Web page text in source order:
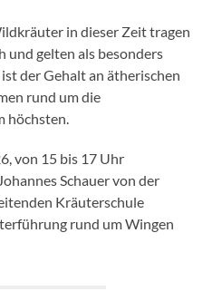
in dieser Zeit tragen
und gelten als besonders
der Gehalt an ätherischen
rund um die
höchsten.
von 15 bis 17 Uhr
Schauer von der
Kräuterschule
rund um Wingen